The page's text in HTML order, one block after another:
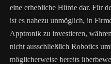
eine erhebliche Hürde dar. Für
ist es nahezu unmöglich, in
Apptronik zu investieren,
nicht ausschließlich Robotics
möglicherweise bereits